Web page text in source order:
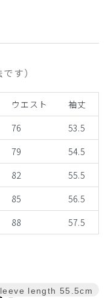
す）
ウエスト
袖丈
76
53.5
79
54.5
82
55.5
85
56.5
88 57.5
length 55.5cm